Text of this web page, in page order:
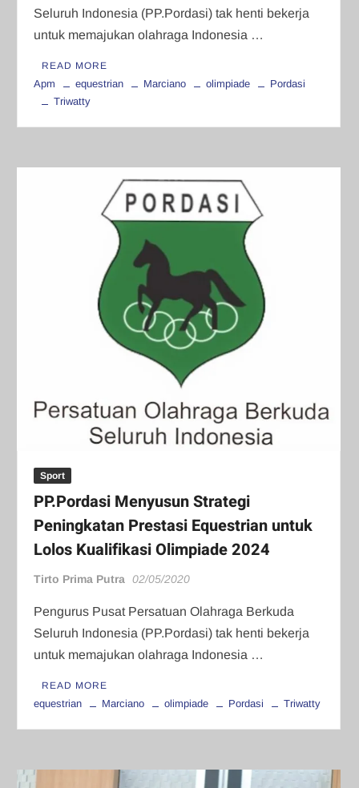
Seluruh Indonesia (PP.Pordasi) tak henti bekerja
untuk memajukan olahraga Indonesia …
READ MORE
Apm equestrian Marciano olimpiade
Pordasi
Triwatty
Sport
PP.Pordasi Menyusun Strategi
Peningkatan Prestasi Equestrian untuk
Lolos Kualifikasi Olimpiade 2024
Tirto Prima Putra 02/05/2020
Pengurus Pusat Persatuan Olahraga Berkuda
Seluruh Indonesia (PP.Pordasi) tak henti bekerja
untuk memajukan olahraga Indonesia …
READ MORE
equestrian Marciano olimpiade Pordasi Triwatty